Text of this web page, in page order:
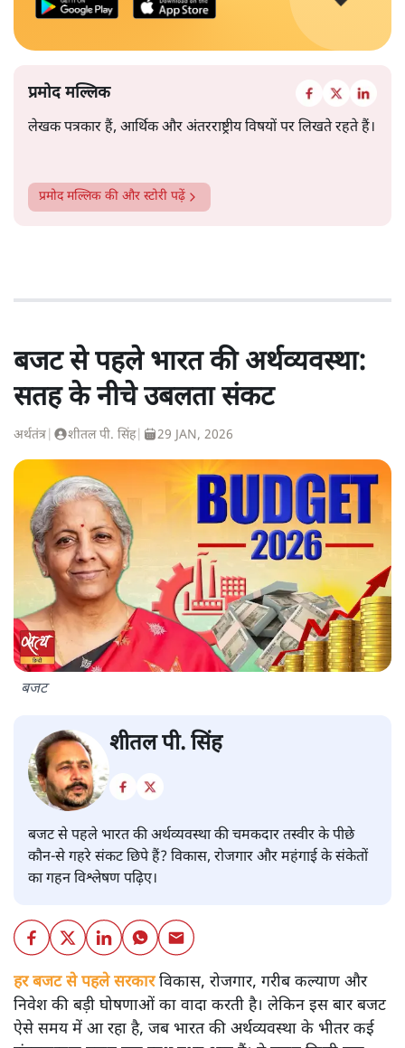
प्रमोद मल्लिक
लेखक पत्रकार हैं, आर्थिक और अंतरराष्ट्रीय विषयों पर लिखते रहते हैं।
प्रमोद मल्लिक की और स्टोरी पढ़ें
बजट से पहले भारत की अर्थव्यवस्था:
सतह के नीचे उबलता संकट
अर्थतंत्र शीतल पी. सिंह| 29 JAN, 2026
बजट
शीतल पी. सिंह
बजट से पहले भारत की अर्थव्यवस्था की चमकदार तस्वीर के पीछे
कौन-से गहरे संकट छिपे हैं? विकास, रोजगार और महंगाई के संकेतों
का गहन विश्लेषण पढ़िए।
हर बजट से पहले सरकारविकास, रोजगार, गरीब कल्याण और
निवेश की बड़ी घोषणाओं का वादा करती है। लेकिन इस बार बजट
ऐसे समय में आ रहा है, जब भारत की अर्थव्यवस्था के भीतर कई